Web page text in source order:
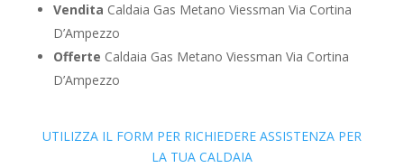
Vendita Caldaia Gas Metano Viessman Via Cortina
D’Ampezzo
Offerte Caldaia Gas Metano Viessman Via Cortina
D’Ampezzo
UTILIZZA IL FORM PER RICHIEDERE ASSISTENZA PER
LA TUA CALDAIA